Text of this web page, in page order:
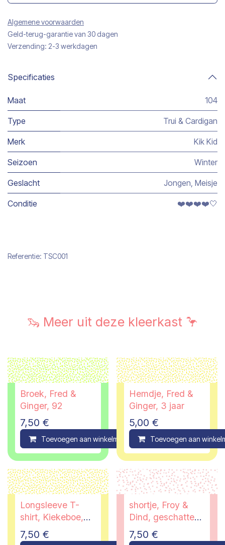
Algemene voorwaarden
Geld-terug-garantie van 30 dagen
Verzending: 2-3 werkdagen
Specificaties
Maat 104
Type Trui & Cardigan
Merk Kik Kid
Seizoen Winter
Geslacht Jongen, Meisje
Conditie ❤️❤️❤️❤️🤍
Referentie: TSC001
🦦 Meer uit deze kleerkast 🦩
Broek, Fred &
Ginger, 92
7,50 €
Toevoegen aan winkelmandje Compare
Hemdje, Fred &
Ginger, 3 jaar
5,00 €
Toevoegen aan
Longsleeve T-
shirt, Kiekeboe,
92
7,50 €
shortje, Froy &
Dind, geschatte
maat 9 maanden
7,50 €